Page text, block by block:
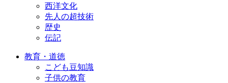
西洋文化
先人の超技術
歴史
伝記
教育・道徳
こども豆知識
子供の教育